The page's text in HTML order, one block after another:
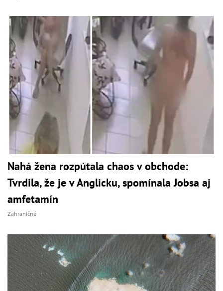
Nahá žena rozpútala chaos v obchode:
Tvrdila, že je v Anglicku, spomínala Jobsa aj
amfetamín
Zahraničné